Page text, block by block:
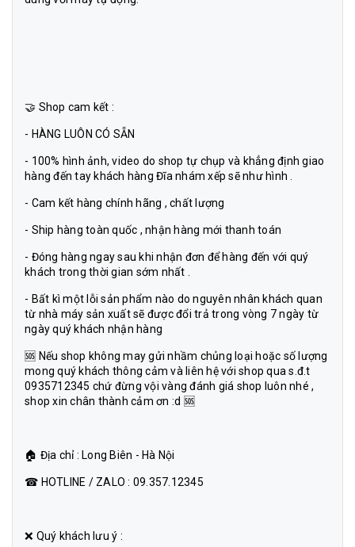
🤝 Shop cam kết :
- HÀNG LUÔN CÓ SẴN
- 100% hình ảnh, video do shop tự chụp và khẳng định giao
hàng đến tay khách hàng Đĩa nhám xếp sẽ như hình .
- Cam kết hàng chính hãng , chất lượng
- Ship hàng toàn quốc , nhận hàng mới thanh toán
- Đóng hàng ngay sau khi nhận đơn để hàng đến với quý
khách trong thời gian sớm nhất .
- Bất kì một lỗi sản phẩm nào do nguyên nhân khách quan
từ nhà máy sản xuất sẽ được đổi trả trong vòng 7 ngày từ
ngày quý khách nhận hàng
🆘 Nếu shop không may gửi nhầm chủng loại hoặc số lượng
mong quý khách thông cảm và liên hệ với shop qua s.đ.t
0935712345 chứ đừng vội vàng đánh giá shop luôn nhé ,
shop xin chân thành cảm ơn :d 🆘
🏠 Địa chỉ : Long Biên - Hà Nội
☎ HOTLINE / ZALO : 09.357.12345
❌ Quý khách lưu ý :